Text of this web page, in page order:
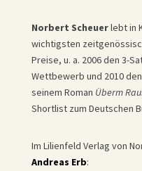
Norbert Scheuerlebt in
wichtigsten
Preise, u. a. 2006 den 3-
Wettbewerb und 2010
seinem Roman Überm
Shortlist zum Deutschen
Im Lilienfeld Verlag von
Andreas Erb: